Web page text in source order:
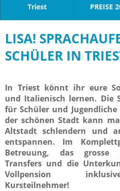
Triest PREISE
LISA!
SCHÜLER IN
In Triest könnt ihr eure
und Italienisch lernen. Die
für Schüler und
der schönen Stadt kann
Altstadt schlendern und
entspannen. Im
Betreuung, das grosse
Transfers und die
Vollpension
Kursteilnehmer!